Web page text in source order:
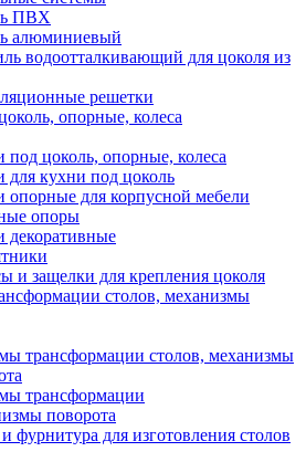
ПВХ
алюминиевый
водоотталкивающий для цоколя из
решетки
опорные, колеса
цоколь, опорные, колеса
кухни под цоколь
для корпусной мебели
опоры
и защелки для крепления цоколя
столов, механизмы
трансформации столов, механизмы
трансформации
поворота
фурнитура для изготовления столов